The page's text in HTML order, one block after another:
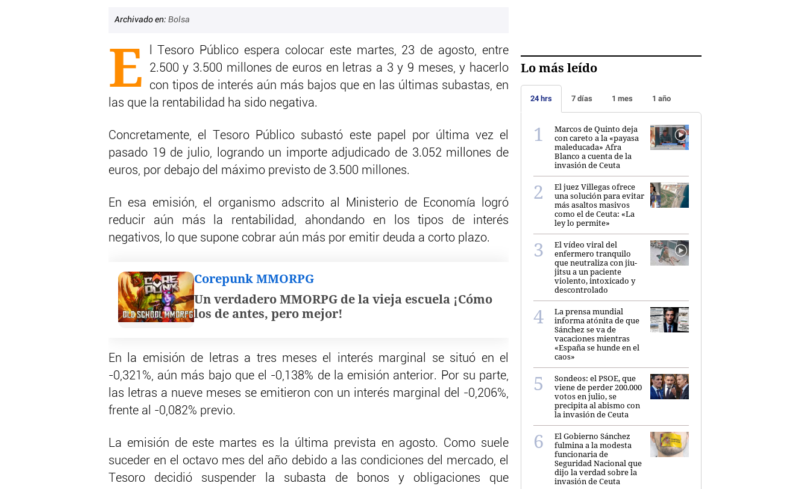
Archivado en: Bolsa
E
l Tesoro Público espera colocar este martes, 23 de agosto, entre
2.500 y 3.500 millones de euros en letras a 3 y 9 meses, y hacerlo
con tipos de interés aún más bajos que en las últimas subastas, en
las que la rentabilidad ha sido negativa.
Concretamente, el Tesoro Público subastó este papel por última vez el
pasado 19 de julio, logrando un importe adjudicado de 3.052 millones de
euros, por debajo del máximo previsto de 3.500 millones.
En esa emisión, el organismo adscrito al Ministerio de Economía logró
reducir aún más la rentabilidad, ahondando en los tipos de interés
negativos, lo que supone cobrar aún más por emitir deuda a corto plazo.
Corepunk MMORPG
Un verdadero MMORPG de la vieja escuela ¡Cómo
los de antes, pero mejor!
En la emisión de letras a tres meses el interés marginal se situó en el
-0,321%, aún más bajo que el -0,138% de la emisión anterior. Por su parte,
las letras a nueve meses se emitieron con un interés marginal del -0,206%,
frente al -0,082% previo.
La emisión de este martes es la última prevista en agosto. Como suele
suceder en el octavo mes del año debido a las condiciones del mercado, el
Tesoro decidió suspender la subasta de bonos y obligaciones que
Lo más leído
24 hrs 7 días 1 mes 1 año
Marcos de Quinto deja
con careto a la «payasa
maleducada» Afra
Blanco a cuenta de la
invasión de Ceuta
El juez Villegas ofrece
una solución para evitar
más asaltos masivos
como el de Ceuta: «La
ley lo permite»
El vídeo viral del
enfermero tranquilo
que neutraliza con jiu-
jitsu a un paciente
violento, intoxicado y
descontrolado
La prensa mundial
informa atónita de que
Sánchez se va de
vacaciones mientras
«España se hunde en el
caos»
Sondeos: el PSOE, que
viene de perder 200.000
votos en julio, se
precipita al abismo con
la invasión de Ceuta
El Gobierno Sánchez
fulmina a la modesta
funcionaria de
Seguridad Nacional que
dijo la verdad sobre la
invasión de Ceuta